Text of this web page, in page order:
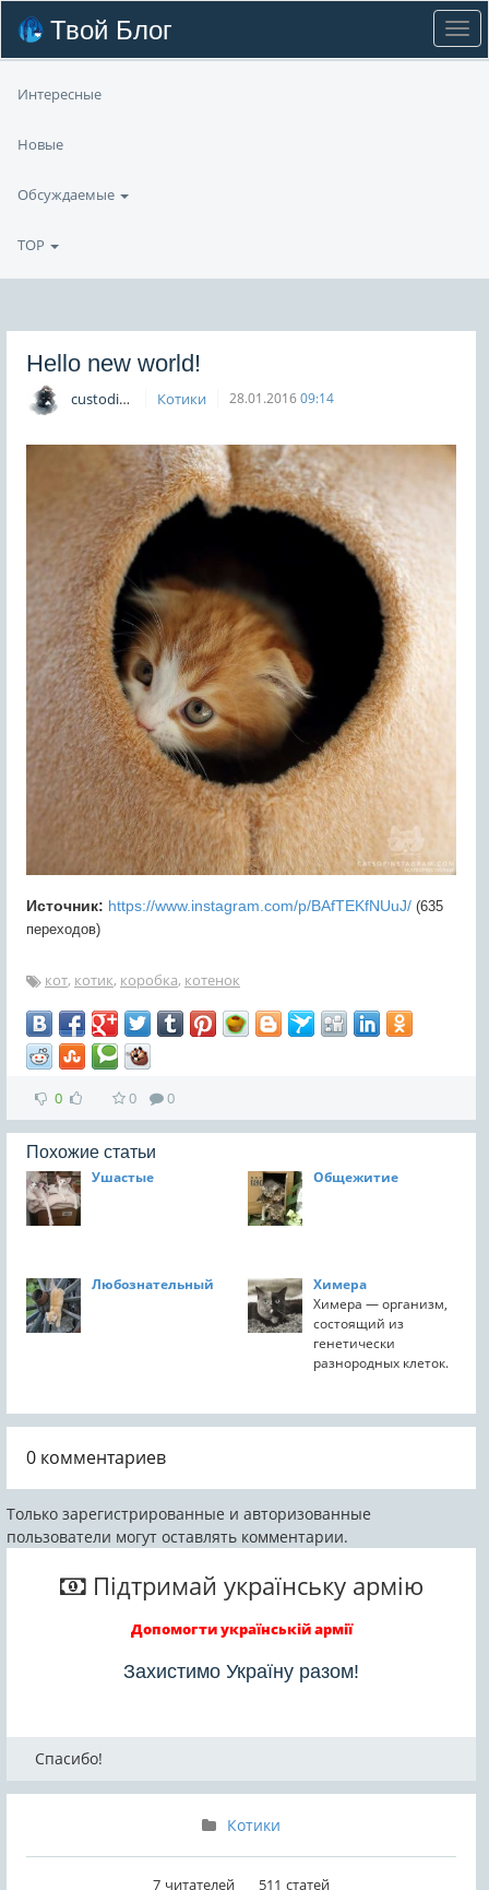
Твой Блог
Интересные
Новые
Обсуждаемые
TOP
Hello new world!
custodian Котики 28.01.2016 09:14
Источник: https://www.instagram.com/p/BAfTEKfNUuJ/ (635
переходов)
кот, котик, коробка, котенок
0 0 0
Похожие статьи
Ушастые
Общежитие
Любознательный
Химера
Химера — организм,
состоящий из
генетически
разнородных клеток.
0 комментариев
Только зарегистрированные и авторизованные
пользователи могут оставлять комментарии.
Підтримай українську армію
Допомогти українській армії
Захистимо Україну разом!
Спасибо!
Котики
7 читателей 511 статей